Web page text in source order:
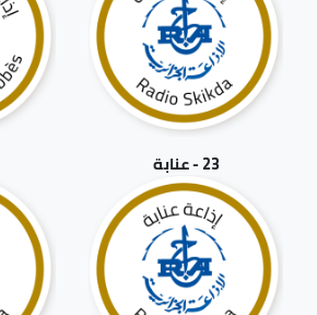
23 - عنابة